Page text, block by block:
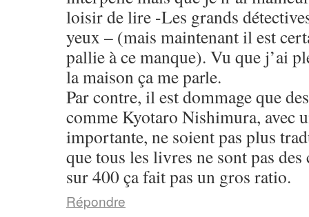
loisir de lire -Les grands
yeux – (mais maintenant il est
pallie à ce manque). Vu que j’ai
la maison ça me parle.
Par contre, il est dommage que
comme Kyotaro Nishimura, avec
importante, ne soient pas plus
que tous les livres ne sont pas
sur 400 ça fait pas un gros ratio.
Répondre